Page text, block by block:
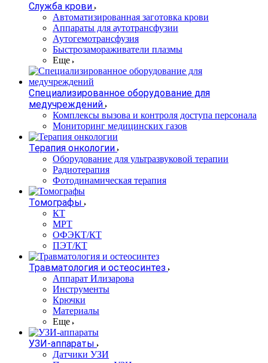
Служба крови
Автоматизированная заготовка крови
Аппараты для аутотрансфузии
Аутогемотрансфузия
Быстрозамораживатели плазмы
Еще
Специализированное оборудование для
медучреждений
Комплексы вызова и контроля доступа персонала
Мониторинг медицинских газов
Терапия онкологии
Оборудование для ультразвуковой терапии
Радиотерапия
Фотодинамическая терапия
Томографы
КТ
МРТ
ОФЭКТ/КТ
ПЭТ/КТ
Травматология и остеосинтез
Аппарат Илизарова
Инструменты
Крючки
Материалы
Еще
УЗИ-аппараты
Датчики УЗИ